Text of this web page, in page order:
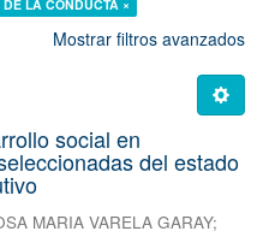
LA CONDUCTA ×
Mostrar filtros avanzados
social en
del estado
MARIA VARELA GARAY;